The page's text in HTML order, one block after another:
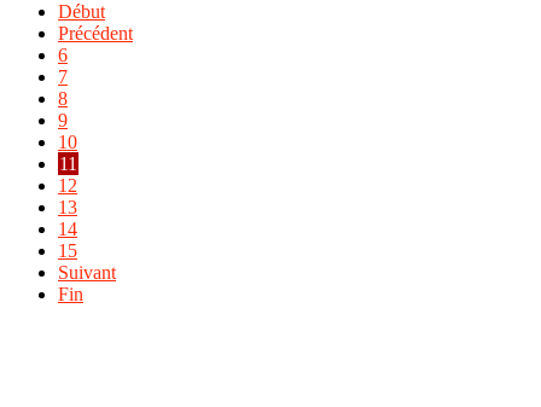
Début
Précédent
6
7
8
9
10
11
12
13
14
15
Suivant
Fin